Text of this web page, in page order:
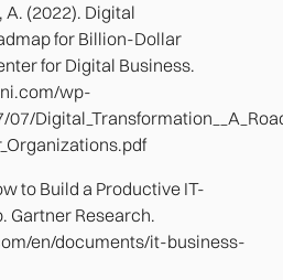
A. (2022). Digital
for Billion-Dollar
for Digital Business.
wp-
to Build a Productive IT-
Gartner Research.
en/documents/it-business-